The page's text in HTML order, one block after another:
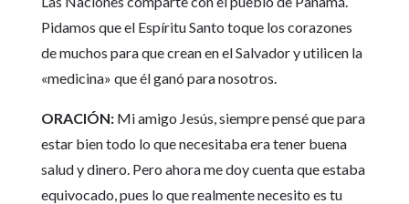
Pidamos que el Espíritu Santo toque los corazones
de muchos para que crean en el Salvador y utilicen la
«medicina» que él ganó para nosotros.
ORACIÓN:Mi amigo Jesús, siempre pensé que para
estar bien todo lo que necesitaba era tener buena
salud y dinero. Pero ahora me doy cuenta que estaba
equivocado, pues lo que realmente necesito es tu